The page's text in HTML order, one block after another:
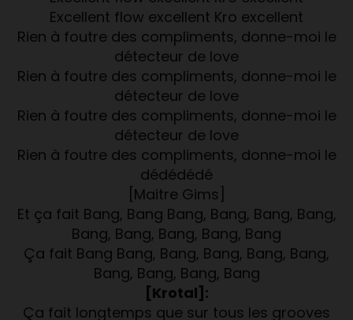
Excellent flow excellent Kro excellent
Rien à foutre des compliments, donne-moi le
détecteur de love
Rien à foutre des compliments, donne-moi le
détecteur de love
Rien à foutre des compliments, donne-moi le
détecteur de love
Rien à foutre des compliments, donne-moi le
dédédédé
[Maitre Gims]
Et ça fait Bang, Bang Bang, Bang, Bang, Bang,
Bang, Bang, Bang, Bang, Bang
Ça fait Bang Bang, Bang, Bang, Bang, Bang,
Bang, Bang, Bang, Bang
[Krotal]:
Ça fait longtemps que sur tous les grooves